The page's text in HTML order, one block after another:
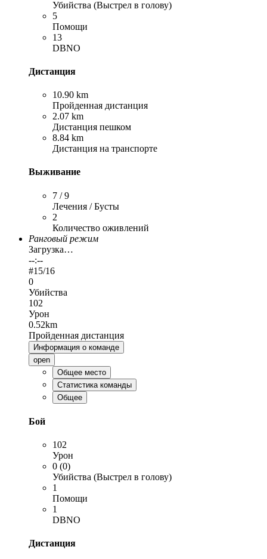
Убийства (Выстрел в голову)
5
Помощи
13
DBNO
Дистанция
10.90 km
Пройденная дистанция
2.07 km
Дистанция пешком
8.84 km
Дистанция на транспорте
Выживание
7 / 9
Лечения / Бусты
2
Количество оживлений
Ранговый режим
Загрузка…
--:--
#15/16
0
Убийства
102
Урон
0.52km
Пройденная дистанция
Информация о команде
open
Общее место
Статистика команды
Общее
Бой
102
Урон
0 (0)
Убийства (Выстрел в голову)
1
Помощи
1
DBNO
Дистанция